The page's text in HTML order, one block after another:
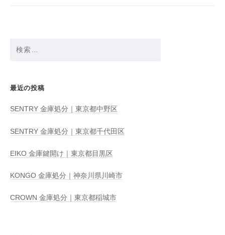
最近の投稿
SENTRY 金庫処分｜東京都中野区
SENTRY 金庫処分｜東京都千代田区
EIKO 金庫鍵開け｜東京都目黒区
KONGO 金庫処分｜神奈川県川崎市
CROWN 金庫処分｜東京都稲城市